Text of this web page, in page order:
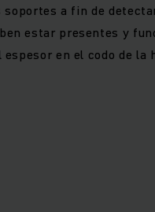
a fin de
estar presentes y
espesor en el codo de la